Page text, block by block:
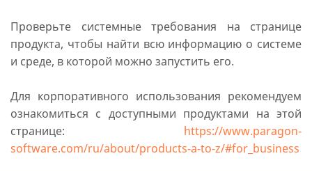
Проверьте системные требования на странице
продукта, чтобы найти всю информацию о системе
и среде, в которой можно запустить его.
Для корпоративного использования рекомендуем
ознакомиться с доступными продуктами на этой
странице: https://www.paragon-
software.com/ru/about/products-a-to-z/#for_business